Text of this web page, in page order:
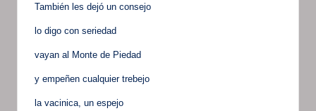
También les dejó un consejo
lo digo con seriedad
vayan al Monte de Piedad
y empeñen cualquier trebejo
la vacinica, un espejo